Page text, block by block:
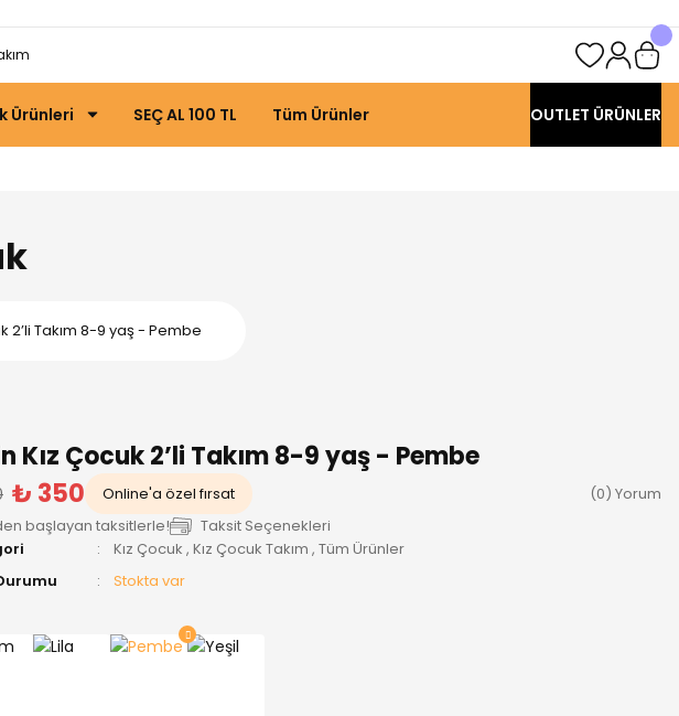
Ürünleri SEÇ AL 100 TL Tüm Ürünler OUTLET ÜRÜNLER
2’li Takım 8-9 yaş - Pembe
Kız Çocuk 2’li Takım 8-9 yaş - Pembe
₺ 350 Online'a özel fırsat
(0) Yorum
başlayan taksitlerle!
Taksit Seçenekleri
Kız Çocuk , Kız Çocuk Takım , Tüm Ürünler
Stokta var